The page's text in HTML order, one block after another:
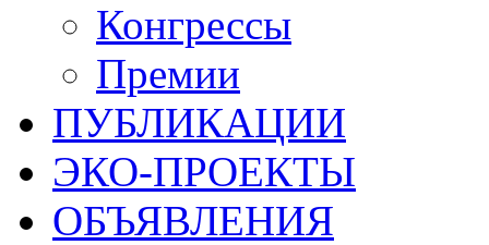
Конгрессы
Премии
ПУБЛИКАЦИИ
ЭКО-ПРОЕКТЫ
ОБЪЯВЛЕНИЯ